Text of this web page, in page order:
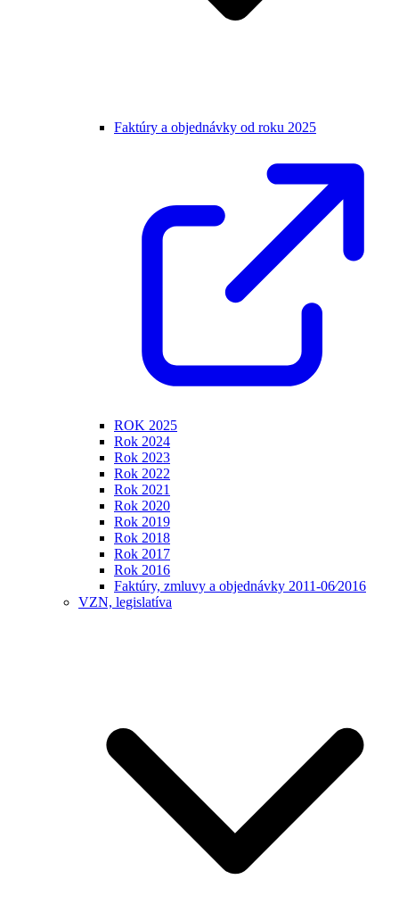
Faktúry a objednávky od roku 2025
ROK 2025
Rok 2024
Rok 2023
Rok 2022
Rok 2021
Rok 2020
Rok 2019
Rok 2018
Rok 2017
Rok 2016
Faktúry, zmluvy a objednávky 2011-06⁄2016
VZN, legislatíva